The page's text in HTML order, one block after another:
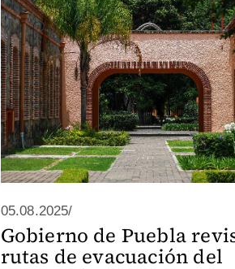
05.08.2025/
Gobierno de Puebla
rutas de evacuación del